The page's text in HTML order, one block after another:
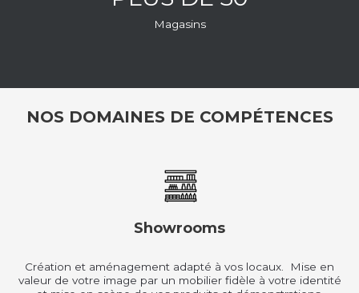
Magasins
NOS DOMAINES DE COMPÉTENCES
Showrooms
Création et aménagement adapté à vos locaux. Mise en
valeur de votre image par un mobilier fidèle à votre identité